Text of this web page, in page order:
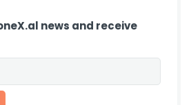
news and receive